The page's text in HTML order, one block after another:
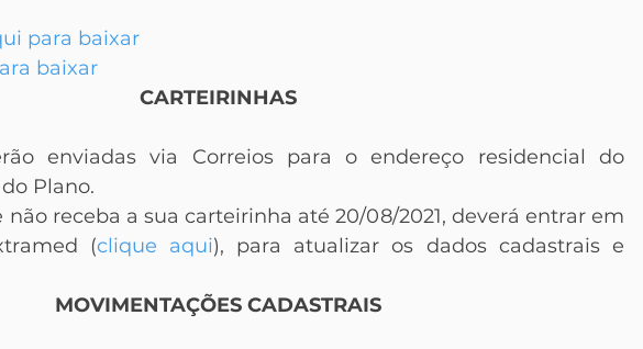
para baixar
baixar
CARTEIRINHAS
enviadas via Correios para o endereço residencial do
Plano.
não receba a sua carteirinha até 20/08/2021, deverá entrar em
(clique aqui), para atualizar os dados cadastrais e
MOVIMENTAÇÕES CADASTRAIS